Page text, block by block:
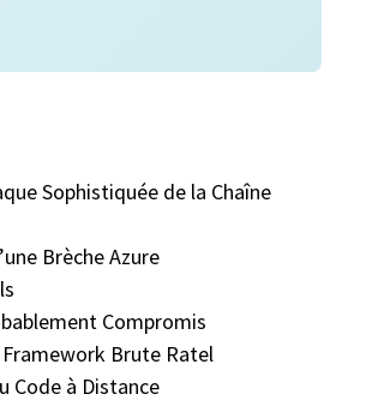
Sophistiquée de la Chaîne
Brèche Azure
Compromis
Framework Brute Ratel
Code à Distance